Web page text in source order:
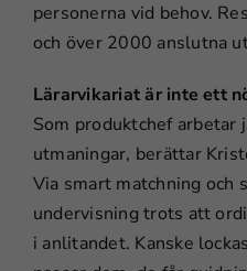
personerna vid behov.
och över 2000 anslutna
Lärarvikariat är inte ett
Som produktchef arbetar
utmaningar, berättar
Via smart matchning och
undervisning trots att
i anlitandet. Kanske